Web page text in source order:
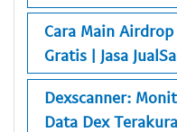
Cara Main
Gratis | Jasa
Dexscanner:
Data Dex